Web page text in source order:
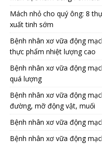
Mách nhỏ cho quý ông: 8
xuất tinh sớm
Bệnh nhân xơ vữa động
thực phẩm nhiệt lượng cao
Bệnh nhân xơ vữa động
quá lượng
Bệnh nhân xơ vữa động
đường, mỡ động vật, muối
Bệnh nhân xơ vữa động
Bệnh nhân xơ vữa động